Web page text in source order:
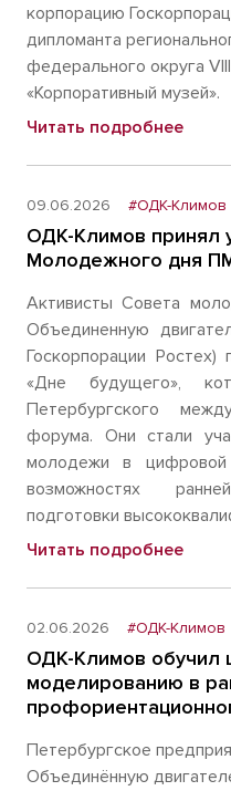
корпорацию
дипломанта
федерального округа
«Корпоративный музей».
Читать подробнее
09.06.2026 #ОДК-Климов
ОДК-Климов принял
Молодежного дня
Активисты Совета
Объединенную
Госкорпорации Ростех)
«Дне будущего»,
Петербургского
форума. Они стали
молодежи в цифровой
возможностях
подготовки
Читать подробнее
02.06.2026 #ОДК-Климов
ОДК-Климов обучил
моделированию в
Петербургское
Объединённую